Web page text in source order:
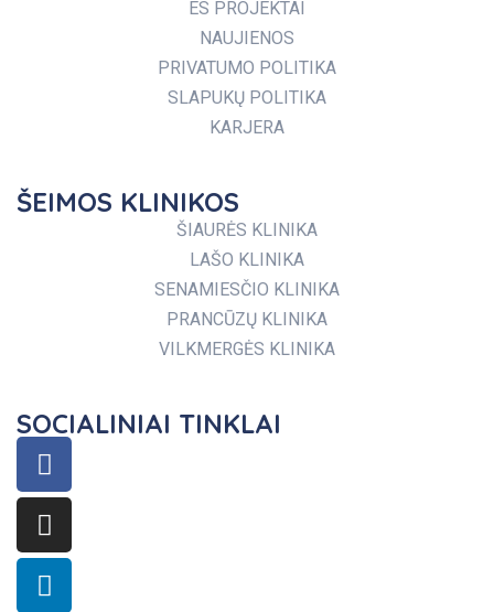
ES PROJEKTAI
NAUJIENOS
PRIVATUMO POLITIKA
SLAPUKŲ POLITIKA
KARJERA
ŠEIMOS KLINIKOS
ŠIAURĖS KLINIKA
LAŠO KLINIKA
SENAMIESČIO KLINIKA
PRANCŪZŲ KLINIKA
VILKMERGĖS KLINIKA
SOCIALINIAI TINKLAI